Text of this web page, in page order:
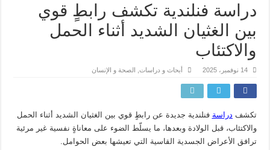
دراسة فنلندية تكشف رابطٍ قوي
بين الغثيان الشديد أثناء الحمل
والاكتئاب
14 نوفمبر، 2025 أبحاث و دراسات الصحة و الإنسان
تكشف دراسة فنلندية جديدة عن رابطٍ قوي بين الغثيان الشديد أثناء الحمل
والاكتئاب، قبل الولادة وبعدها، ما يسلّط الضوء على معاناةٍ نفسية غير مرئية
ترافق الأعراض الجسدية القاسية التي تعيشها بعض الحوامل.